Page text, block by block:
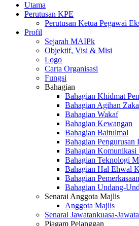
Utama
Perutusan KPE
Perutusan Ketua Pegawai
Profil
Sejarah MAIPk
Objektif, Visi & Misi
Logo
Carta Organisasi
Fungsi
Bahagian
Bahagian Khidmat
Bahagian Agihan
Bahagian Wakaf
Bahagian Kewangan
Bahagian Baitulmal
Bahagian Pengurusan
Bahagian
Bahagian Teknologi
Bahagian Hal Ehwal
Bahagian
Bahagian Undang-
Senarai Anggota Majlis
Anggota Majlis
Senarai Jawatankuasa-
Piagam Pelanggan